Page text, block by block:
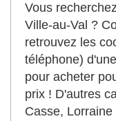
Vous
Ville-au-Val ?
retrouvez les
téléphone)
pour acheter
prix ! D'autres
Casse,